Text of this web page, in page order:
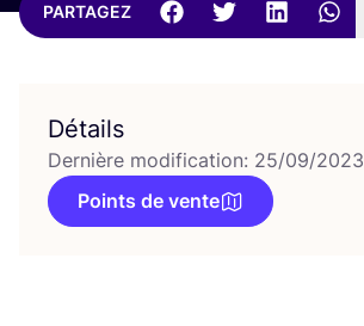
PARTAGEZ
Détails
Dernière modification: 25/09/2023
Points de vente